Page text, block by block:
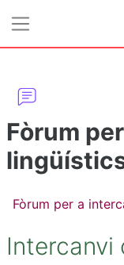
Fòrum
Intercanvi